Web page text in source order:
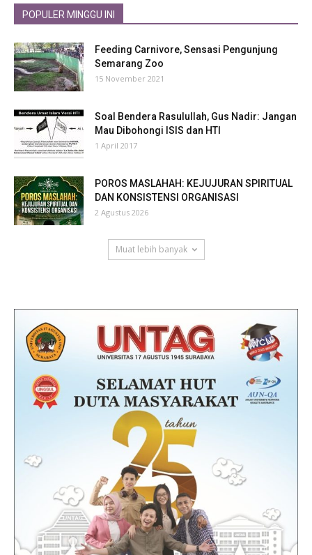
POPULER MINGGU INI
Feeding Carnivore, Sensasi Pengunjung
Semarang Zoo
15 November 2021
Soal Bendera Rasulullah, Gus Nadir: Jangan
Mau Dibohongi ISIS dan HTI
1 April 2017
POROS MASLAHAH: KEJUJURAN SPIRITUAL
DAN KONSISTENSI ORGANISASI
2 Agustus 2026
Muat lebih banyak